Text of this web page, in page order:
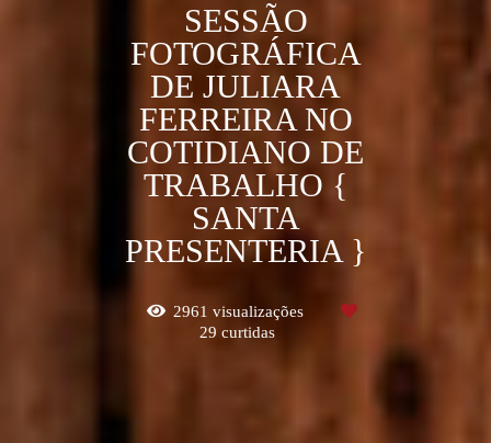
SESSÃO
FOTOGRÁFICA
DE JULIARA
FERREIRA NO
COTIDIANO DE
TRABALHO {
SANTA
PRESENTERIA }
2961 visualizações
29 curtidas